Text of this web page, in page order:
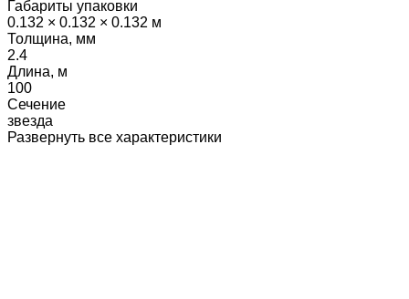
Габариты упаковки
0.132 × 0.132 × 0.132 м
Толщина, мм
2.4
Длина, м
100
Сечение
звезда
Развернуть все характеристики